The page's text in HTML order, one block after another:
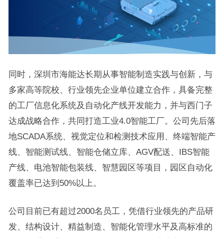
同时，深圳市海能达长期从事智能制造实践与创新，与
多家高等院校、行业领先企业单位建立合作，具备完整
的工厂信息化系统及自动化产线开发能力，并与西门子
达成战略合作，共同打造工业4.0智能工厂。公司先后落
地SCADA系统、视觉定位和检测技术应用、终端智能产
线、智能测试线、智能仓储立库、AGV配送、IBS智能
产线、电池智能包装线、智慧园区等项目，园区自动化
覆盖率已达到50%以上。
公司目前已有超过2000名员工，凭借行业领先的产品研
发、结构设计、精益制造、智能化管理水平及高标准的